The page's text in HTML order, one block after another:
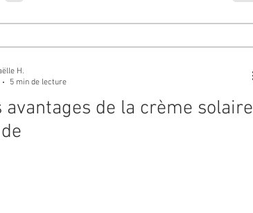
avantages de la crème solaire
H.
5 min de lecture